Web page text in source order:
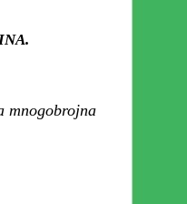
mnogobrojna